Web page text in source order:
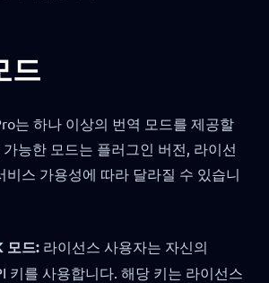
드
는 하나 이상의 번역 모드를 제공할
능한 모드는 플러그인 버전, 라이선
비스 가용성에 따라 달라질 수 있습니
모드: 라이선스 사용자는 자신의
키를 사용합니다. 해당 키는 라이선스